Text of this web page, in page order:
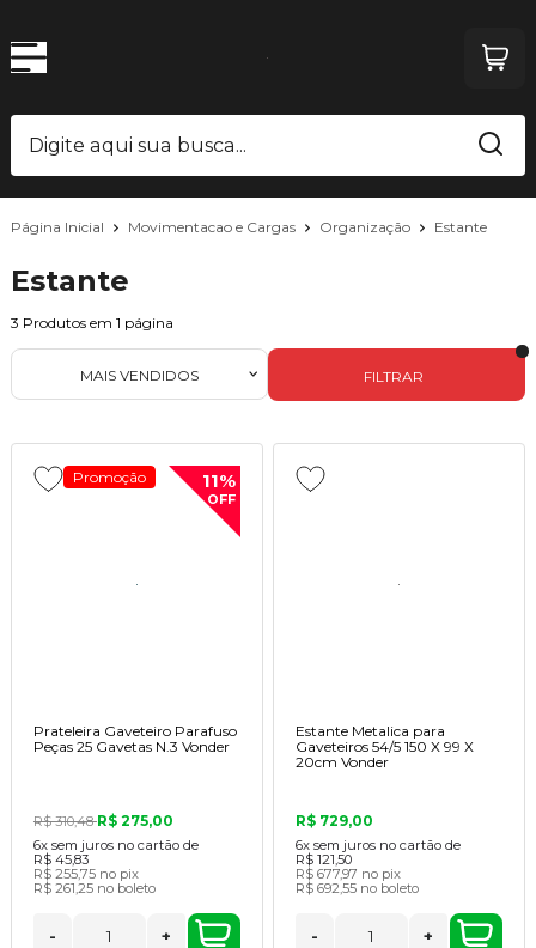
Página Inicial Movimentacao e Cargas Organização Estante
Estante
3 Produtos em 1 página
FILTRAR
MAIS VENDIDOS
Promoção 11%
OFF
Prateleira Gaveteiro Parafuso
Peças 25 Gavetas N.3 Vonder
R$ 310,48R$ 275,00
6x sem juros no cartão de
R$ 45,83
R$ 255,75 no pix
R$ 261,25 no boleto
- +
Estante Metalica para
Gaveteiros 54/5 150 X 99 X
20cm Vonder
R$ 729,00
6x sem juros no cartão de
R$ 121,50
R$ 677,97 no pix
R$ 692,55 no boleto
- +